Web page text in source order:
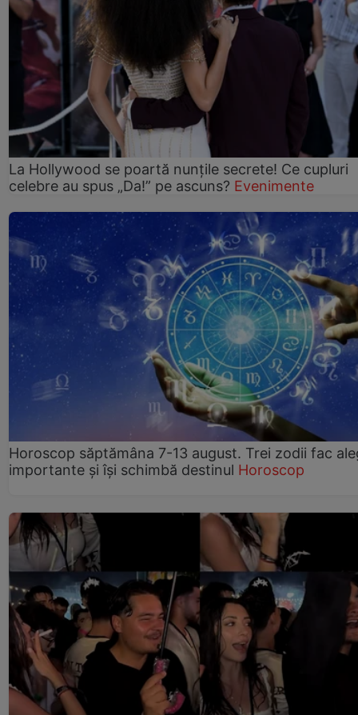
La Hollywood se poartă nunțile secrete! Ce cupluri
celebre au spus „Da!” pe ascuns? Evenimente
Horoscop săptămâna 7-13 august. Trei zodii fac
importante și își schimbă destinul Horoscop